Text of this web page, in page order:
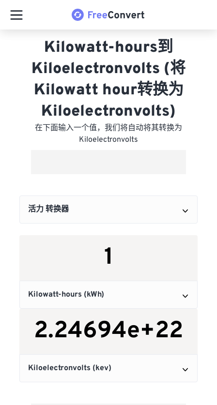
Kilowatt-hours到
Kiloelectronvolts (将
Kilowatt hour转换为
Kiloelectronvolts)
在下面输入一个值，我们将自动将其转换为
Kiloelectronvolts